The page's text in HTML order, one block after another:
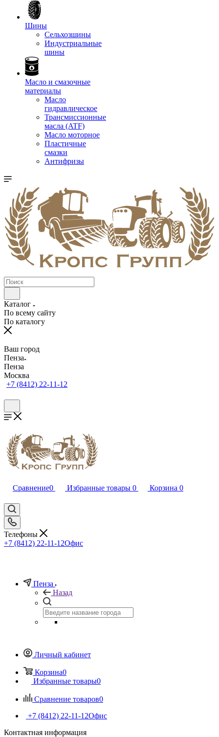
Шины
Сельхозшины
Индустриальные
шины
Масло и смазочные
материалы
Масло
гидравлическое
Трансмиссионные
масла (ATF)
Масло моторное
Пластичные
смазки
Антифризы
Каталог
По всему сайту
По каталогу
Ваш город
Пенза
Пенза
Москва
+7 (8412) 22-11-12
Сравнение0 Избранные товары 0 Корзина 0
Телефоны
+7 (8412) 22-11-12Офис
Пенза
Назад
Личный кабинет
Корзина0
Избранные товары0
Сравнение товаров0
+7 (8412) 22-11-12Офис
Контактная информация